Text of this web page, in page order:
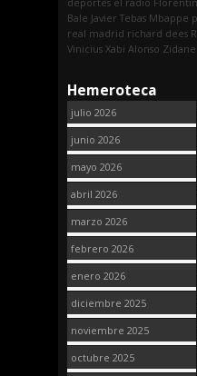
Bale Javier Tebas Mbappe
real madrid richard dees
Vinicius Xabi Alonso Zidane
Hemeroteca
julio 2026
junio 2026
mayo 2026
abril 2026
marzo 2026
febrero 2026
enero 2026
diciembre 2025
noviembre 2025
octubre 2025